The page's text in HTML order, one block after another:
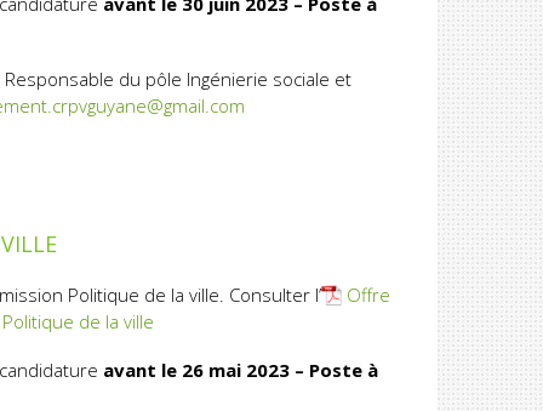
Responsable du pôle Ingénierie sociale et
Politique de la ville. Consulter l’
Offre
de la ville
avant le 26 mai 2023 – Poste à